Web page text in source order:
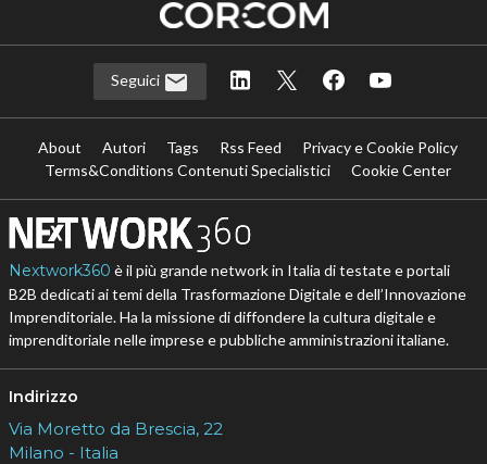
Seguici
About Autori Tags Rss Feed
Privacy e Cookie Policy
Terms&Conditions Contenuti Specialistici
Cookie Center
Nextwork360 è il più grande network in Italia di testate e portali
B2B dedicati ai temi della Trasformazione Digitale e dell’Innovazione
Imprenditoriale. Ha la missione di diffondere la cultura digitale e
imprenditoriale nelle imprese e pubbliche amministrazioni italiane.
Indirizzo
Via Moretto da Brescia, 22
Milano - Italia